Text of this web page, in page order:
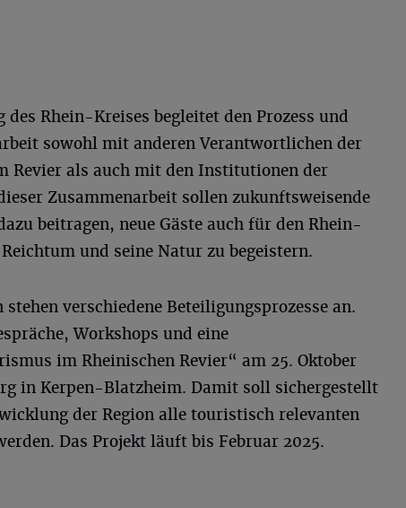
Rhein-Kreises begleitet den Prozess und
sowohl mit anderen Verantwortlichen der
Revier als auch mit den Institutionen der
Zusammenarbeit sollen zukunftsweisende
beitragen, neue Gäste auch für den Rhein-
und seine Natur zu begeistern.
verschiedene Beteiligungsprozesse an.
Workshops und eine
im Rheinischen Revier“ am 25. Oktober
in Kerpen-Blatzheim. Damit soll sichergestellt
der Region alle touristisch relevanten
Das Projekt läuft bis Februar 2025.